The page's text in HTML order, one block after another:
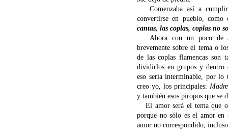
Comenzaba así a
convertirse en pueblo,
cantas, las coplas, coplas no
Ahora con un poco de
brevemente sobre el tema o
de las coplas flamencas son
dividirlos en grupos y dentro
eso sería interminable, por lo
creo yo, los principales:
y también esos piropos que se
El amor será el tema que
porque no sólo es el amor
amor no correspondido,